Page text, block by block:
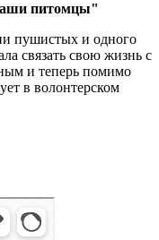
питомцы"
пушистых и одного
связать свою жизнь с
и теперь помимо
в волонтерском